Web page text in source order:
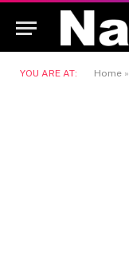
YOU ARE AT: Home »